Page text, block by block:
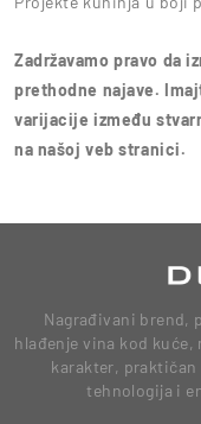
Zadržavamo pravo da
prethodne najave.
varijacije između
na našoj veb stranici.
Nagrađivani brend,
hlađenje vina kod
karakter,
tehnologija i